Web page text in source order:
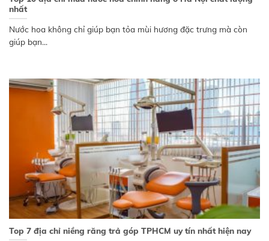
nhất
Nước hoa không chỉ giúp bạn tỏa mùi hương đặc trưng mà còn
giúp bạn...
Top 7 địa chỉ niềng răng trả góp TPHCM uy tín nhất hiện nay